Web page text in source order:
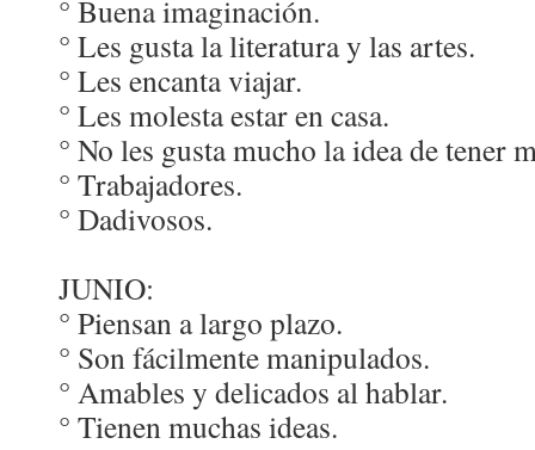
° Buena imaginación.
° Les gusta la literatura y las artes.
° Les encanta viajar.
° Les molesta estar en casa.
° No les gusta mucho la idea de tener
° Trabajadores.
° Dadivosos.
JUNIO:
° Piensan a largo plazo.
° Son fácilmente manipulados.
° Amables y delicados al hablar.
° Tienen muchas ideas.